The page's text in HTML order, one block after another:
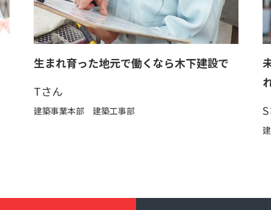
生まれ育った地元で働くなら木下建設で
Tさん
建築事業本部 建築工事部